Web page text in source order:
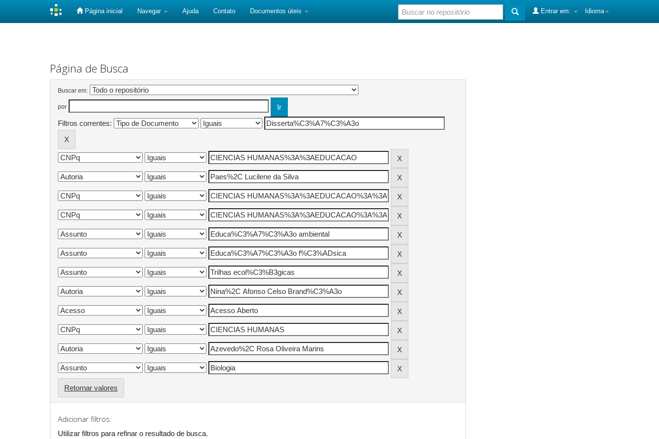
Página inicial Navegar Ajuda Contato Documentos úteis Idioma
Entrar em:
Página de Busca
Buscar em:
por
Filtros correntes:
Retornar valores
Adicionar filtros:
Utilizar filtros para refinar o resultado de busca.